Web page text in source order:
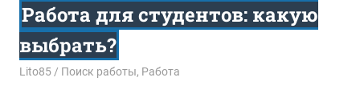
Работа для студентов: какую
выбрать?
03.07.2017
Lito85 Поиск работы, Работа